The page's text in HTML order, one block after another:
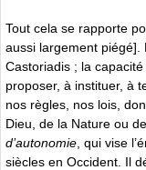
Tout cela se rapporte
aussi largement piégé].
Castoriadis ; la
proposer, à instituer, à
nos règles, nos lois,
Dieu, de la Nature ou
d’autonomie , qui vise
siècles en Occident. Il